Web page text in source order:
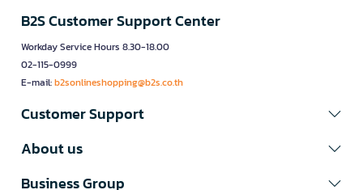
B2S Customer Support Center
Workday Service Hours 8.30-18.00
02-115-0999
E-mail:b2sonlineshopping@b2s.co.th
Customer Support
About us
Business Group